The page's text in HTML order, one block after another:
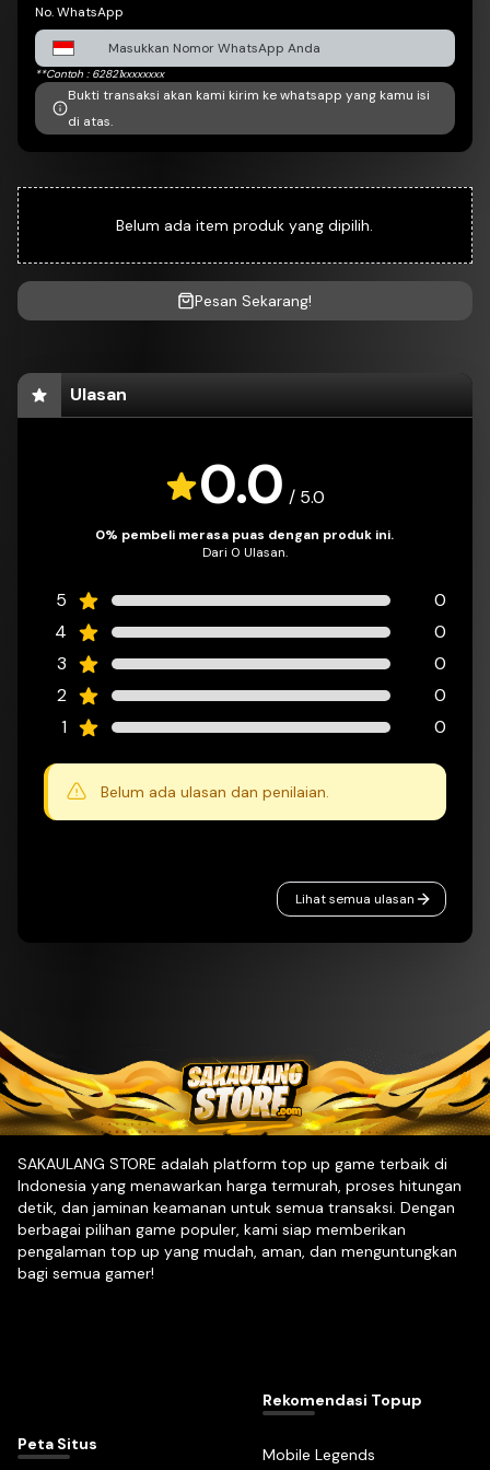
No. WhatsApp
**Contoh : 62821xxxxxxxx
Bukti transaksi akan kami kirim ke whatsapp yang kamu isi
di atas.
Belum ada item produk yang dipilih.
Pesan Sekarang!
Ulasan
0.0 / 5.0
0% pembeli merasa puas dengan produk ini.
Dari 0 Ulasan.
5
0
4
0
3
0
2
0
1
0
Belum ada ulasan dan penilaian.
Lihat semua ulasan
SAKAULANG STORE adalah platform top up game terbaik di
Indonesia yang menawarkan harga termurah, proses hitungan
detik, dan jaminan keamanan untuk semua transaksi. Dengan
berbagai pilihan game populer, kami siap memberikan
pengalaman top up yang mudah, aman, dan menguntungkan
bagi semua gamer!
Peta Situs
Rekomendasi Topup
Mobile Legends